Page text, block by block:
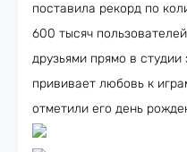
поставила рекорд по
600 тысяч
друзьями прямо в
прививает любовь к
отметили его день